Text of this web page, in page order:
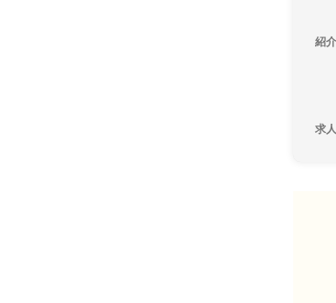
紹
求